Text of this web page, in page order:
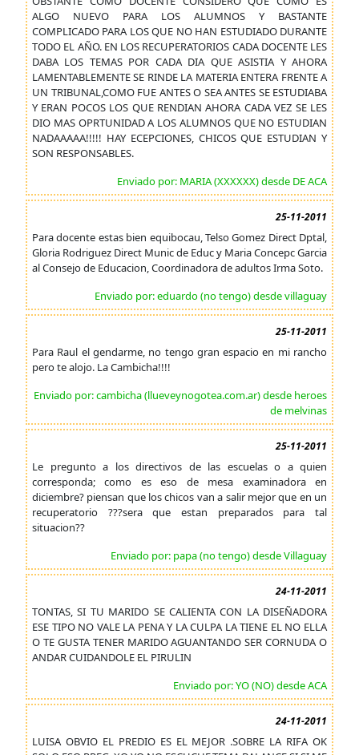
ALGO NUEVO PARA LOS ALUMNOS Y BASTANTE
COMPLICADO PARA LOS QUE NO HAN ESTUDIADO DURANTE
TODO EL AÑO. EN LOS RECUPERATORIOS CADA DOCENTE LES
DABA LOS TEMAS POR CADA DIA QUE ASISTIA Y AHORA
LAMENTABLEMENTE SE RINDE LA MATERIA ENTERA FRENTE A
UN TRIBUNAL,COMO FUE ANTES O SEA ANTES SE ESTUDIABA
Y ERAN POCOS LOS QUE RENDIAN AHORA CADA VEZ SE LES
DIO MAS OPRTUNIDAD A LOS ALUMNOS QUE NO ESTUDIAN
NADAAAAA!!!!! HAY ECEPCIONES, CHICOS QUE ESTUDIAN Y
SON RESPONSABLES.
Enviado por: MARIA (XXXXXX) desde DE ACA
25-11-2011
Para docente estas bien equibocau, Telso Gomez Direct Dptal,
Gloria Rodriguez Direct Munic de Educ y Maria Concepc Garcia
al Consejo de Educacion, Coordinadora de adultos Irma Soto.
Enviado por: eduardo (no tengo) desde villaguay
25-11-2011
Para Raul el gendarme, no tengo gran espacio en mi rancho
pero te alojo. La Cambicha!!!!
Enviado por: cambicha (llueveynogotea.com.ar) desde heroes
de melvinas
25-11-2011
Le pregunto a los directivos de las escuelas o a quien
corresponda; como es eso de mesa examinadora en
diciembre? piensan que los chicos van a salir mejor que en un
recuperatorio ???sera que estan preparados para tal
situacion??
Enviado por: papa (no tengo) desde Villaguay
24-11-2011
TONTAS, SI TU MARIDO SE CALIENTA CON LA DISEÑADORA
ESE TIPO NO VALE LA PENA Y LA CULPA LA TIENE EL NO ELLA
O TE GUSTA TENER MARIDO AGUANTANDO SER CORNUDA O
ANDAR CUIDANDOLE EL PIRULIN
Enviado por: YO (NO) desde ACA
24-11-2011
LUISA OBVIO EL PREDIO ES EL MEJOR .SOBRE LA RIFA OK